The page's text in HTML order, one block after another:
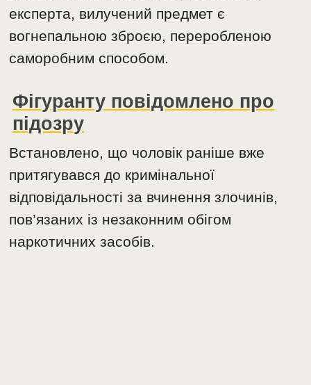
експерта, вилучений предмет є
вогнепальною зброєю, переробленою
саморобним способом.
Фігуранту повідомлено про
підозру
Встановлено, що чоловік раніше вже
притягувався до кримінальної
відповідальності за вчинення злочинів,
пов’язаних із незаконним обігом
наркотичних засобів.